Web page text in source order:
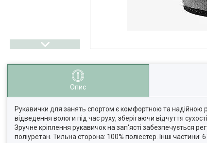
Опис
Рукавички для занять спортом є комфортною та надійною
відведення вологи під час руху, зберігаючи відчуття
Зручне кріплення рукавичок на зап'ясті забезпечується
поліуретан. Тильна сторона: 100% поліестер. Інші частини: